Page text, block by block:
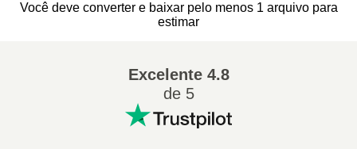
Você deve converter e baixar pelo menos 1 arquivo para
estimar
Excelente4.8
de 5